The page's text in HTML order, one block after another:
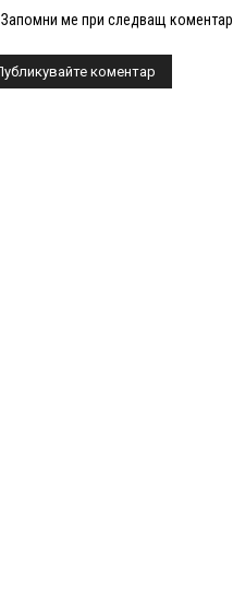
Запомни ме при следващ коментар